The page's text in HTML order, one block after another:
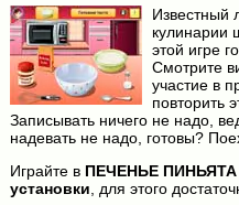
Известный
кулинарии
этой игре
Смотрите
участие в
повторить
Записывать ничего не надо,
надевать не надо, готовы?
Играйте в ПЕЧЕНЬЕ ПИНЬЯТА
установки , для этого